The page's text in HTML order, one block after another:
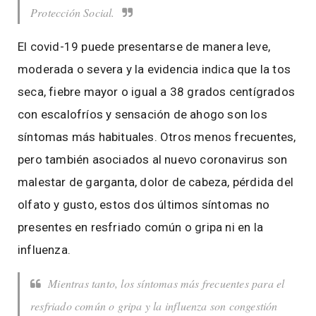
Protección Social.
El covid-19 puede presentarse de manera leve,
moderada o severa y la evidencia indica que la tos
seca, fiebre mayor o igual a 38 grados centígrados
con escalofríos y sensación de ahogo son los
síntomas más habituales. Otros menos frecuentes,
pero también asociados al nuevo coronavirus son
malestar de garganta, dolor de cabeza, pérdida del
olfato y gusto, estos dos últimos síntomas no
presentes en resfriado común o gripa ni en la
influenza.
Mientras tanto, los síntomas más frecuentes para el
resfriado común o gripa y la influenza son congestión